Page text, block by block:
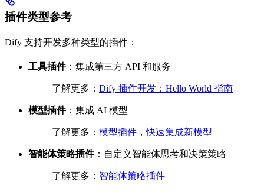
插件类型参考
Dify 支持开发多种类型的插件：
工具插件：集成第三方 API 和服务
了解更多： Dify 插件开发：Hello World 指南
模型插件：集成 AI 模型
了解更多： 模型插件 ，快速集成新模型
智能体策略插件：自定义智能体思考和决策策略
了解更多： 智能体策略插件